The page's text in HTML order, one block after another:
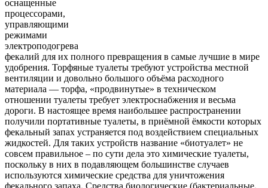
оснащенные
процессорами,
управляющими
режимами
электроподогрева
фекалий для их полного превращения в самые лучшие в мире
удобрения. Торфяные туалеты требуют устройства местной
вентиляции и довольно большого объёма расходного
материала — торфа, «продвинутые» в техническом
отношении туалеты требует электроснабжения и весьма
дороги. В настоящее время наибольшее распространении
получили портативные туалеты, в приёмной ёмкости которых
фекальный запах устраняется под воздействием специальных
жидкостей. Для таких устройств название «биотуалет» не
совсем правильное – по сути дела это химические туалеты,
поскольку в них в подавляющем большинстве случаев
используются химические средства для уничтожения